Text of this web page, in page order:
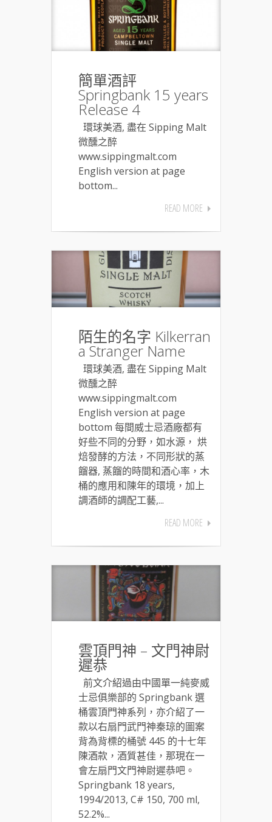
簡單酒評
Springbank 15 years
Release 4
環球美酒, 盡在 Sipping Malt
微醺之醉
www.sippingmalt.com
English version at page
bottom...
READ MORE
陌生的名字 Kilkerran
a Stranger Name
環球美酒, 盡在 Sipping Malt
微醺之醉
www.sippingmalt.com
English version at page
bottom 每間威士忌酒廠都有
好些不同的分野，如水源， 烘
焙發酵的方法，不同形狀的蒸
餾器, 蒸餾的時間和酒心率，木
桶的應用和陳年的環境，加上
調酒師的調配工藝,...
READ MORE
雲頂門神 – 文門神尉
遲恭
前文介紹過由中國單一純麥威
士忌俱樂部的 Springbank 選
桶雲頂門神系列，亦介紹了一
款以右扇門武門神秦琼的圖案
背為背標的桶號 445 的十七年
陳酒款，酒質甚佳，那現在一
會左扇門文門神尉遲恭吧。
Springbank 18 years,
1994/2013, C# 150, 700 ml,
52.2%...